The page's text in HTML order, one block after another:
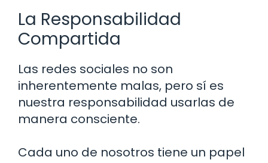
La Responsabilidad
Compartida
Las redes sociales no son
inherentemente malas, pero sí es
nuestra responsabilidad usarlas de
manera consciente.
Cada uno de nosotros tiene un papel